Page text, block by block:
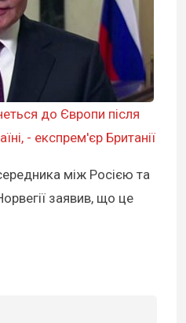
до Європи після
- експрем'єр Британії
між Росією та
заявив, що це